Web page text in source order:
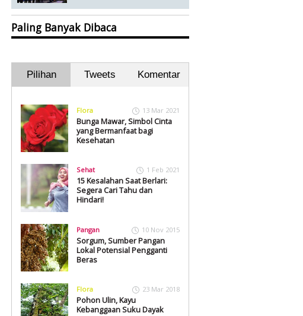
Paling Banyak Dibaca
Pilihan Tweets Komentar
Flora 13 Mar 2021
Bunga Mawar, Simbol Cinta
yang Bermanfaat bagi
Kesehatan
Sehat 1 Feb 2021
15 Kesalahan Saat Berlari:
Segera Cari Tahu dan
Hindari!
Pangan 10 Nov 2015
Sorgum, Sumber Pangan
Lokal Potensial Pengganti
Beras
Flora 23 Mar 2018
Pohon Ulin, Kayu
Kebanggaan Suku Dayak